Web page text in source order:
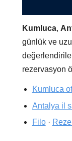
Kumluca,
günlük ve
rezervasyon
Kumluca
Antalya il
Filo·